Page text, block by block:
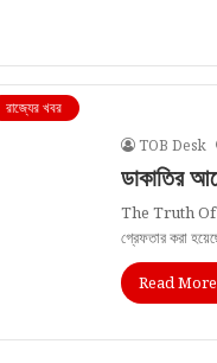
রাজ্যের খবর
TOB Desk
ডাকাতির
The Truth Of
গ্রেফতার করা
Read